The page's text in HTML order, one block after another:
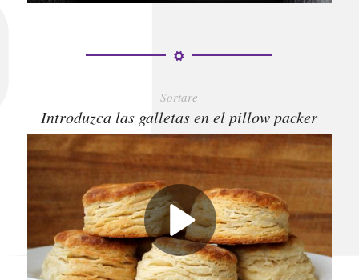
Sortare
Introduzca las galletas en el pillow packer